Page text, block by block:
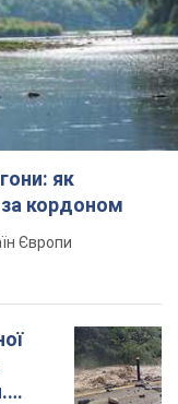
як
кордоном
Європи